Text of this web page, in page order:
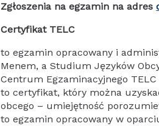
Zgłoszenia na egzamin na adres
Certyfikat TELC
to egzamin opracowany i
Menem, a Studium Języków
Centrum Egzaminacyjnego
to certyfikat, który można
obcego – umiejętność
to egzamin opracowany w